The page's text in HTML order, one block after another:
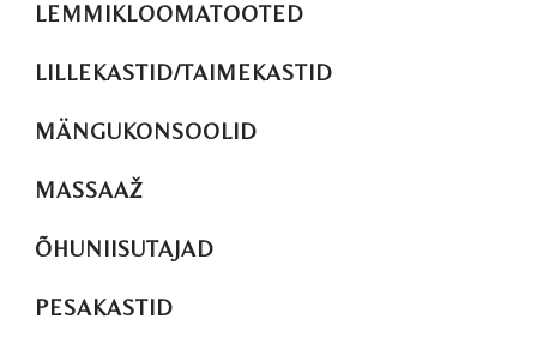
LEMMIKLOOMATOOTED
LILLEKASTID/TAIMEKASTID
MÄNGUKONSOOLID
MASSAAŽ
ÕHUNIISUTAJAD
PESAKASTID